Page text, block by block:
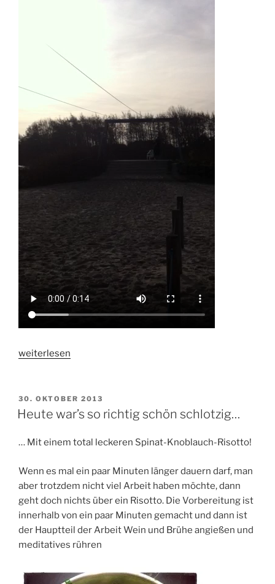
„Enjoy
weiterlesen
VERÖFFENTLICHT
AM
30. OKTOBER 2013
Heute war’s so richtig schön schlotzig…
… Mit einem total leckeren Spinat-Knoblauch-Risotto!
Wenn es mal ein paar Minuten länger dauern darf, man
aber trotzdem nicht viel Arbeit haben möchte, dann
geht doch nichts über ein Risotto. Die Vorbereitung ist
innerhalb von ein paar Minuten gemacht und dann ist
der Hauptteil der Arbeit Wein und Brühe angießen und
meditatives rühren